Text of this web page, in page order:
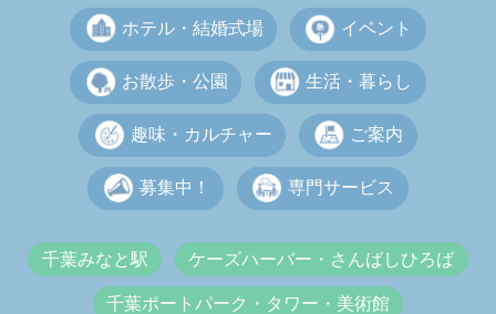
ホテル・結婚式場 イベント
お散歩・公園 生活・暮らし
趣味・カルチャー ご案内
募集中！ 専門サービス
千葉みなと駅 ケーズハーバー・さんばしひろば
千葉ポートパーク・タワー・美術館